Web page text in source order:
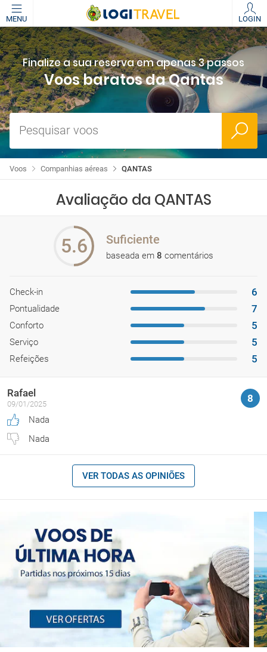
MENU LOGIN
Finalize a sua reserva em apenas 3 passos
Voos baratos da Qantas
Pesquisar voos
QANTAS
Companhias aéreas
Voos
Avaliação da QANTAS
5.6 Suficiente
baseada em 8 comentários
Check-in 6
Pontualidade 7
Conforto 5
Serviço 5
Refeições 5
Rafael
09/01/2025 8
Nada
Nada
VER TODAS AS OPINIÕES